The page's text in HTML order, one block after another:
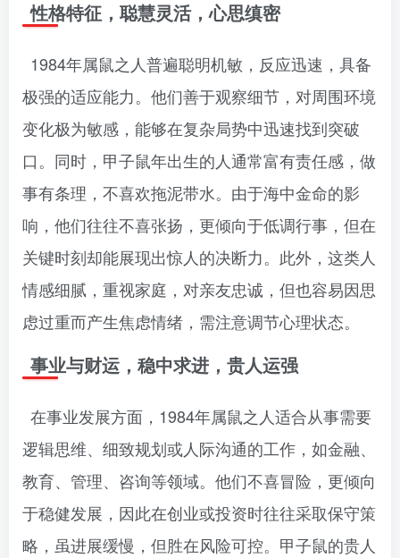
性格特征，聪慧灵活，心思缜密
1984年属鼠之人普遍聪明机敏，反应迅速，具备
极强的适应能力。他们善于观察细节，对周围环境
变化极为敏感，能够在复杂局势中迅速找到突破
口。同时，甲子鼠年出生的人通常富有责任感，做
事有条理，不喜欢拖泥带水。由于海中金命的影
响，他们往往不喜张扬，更倾向于低调行事，但在
关键时刻却能展现出惊人的决断力。此外，这类人
情感细腻，重视家庭，对亲友忠诚，但也容易因思
虑过重而产生焦虑情绪，需注意调节心理状态。
事业与财运，稳中求进，贵人运强
在事业发展方面，1984年属鼠之人适合从事需要
逻辑思维、细致规划或人际沟通的工作，如金融、
教育、管理、咨询等领域。他们不喜冒险，更倾向
于稳健发展，因此在创业或投资时往往采取保守策
略，虽进展缓慢，但胜在风险可控。甲子鼠的贵人